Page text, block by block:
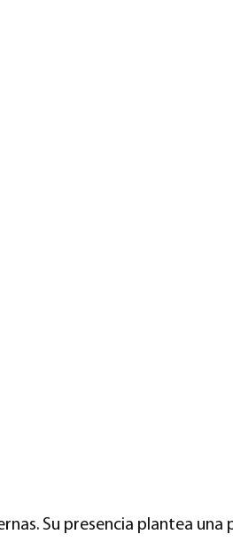
Su presencia plantea una